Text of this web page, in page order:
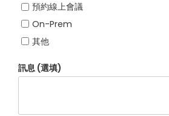
預約線上會議
On-Prem
其他
訊息 (選填)